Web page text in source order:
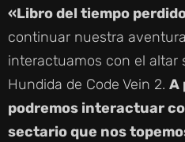
«Libro del tiempo
continuar nuestra
interactuamos con el altar
Hundida de Code Vein 2. A
podremos interactuar
sectario que nos